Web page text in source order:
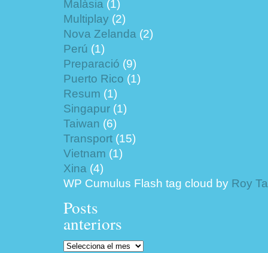
Malàsia (1)
Multiplay (2)
Nova Zelanda (2)
Perú (1)
Preparació (9)
Puerto Rico (1)
Resum (1)
Singapur (1)
Taiwan (6)
Transport (15)
Vietnam (1)
Xina (4)
WP Cumulus Flash tag cloud by Roy
Posts
anteriors
Posts